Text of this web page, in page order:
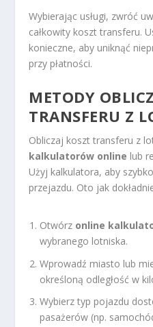
Wybierając usługi, zwróć
całkowity koszt transferu.
konieczne, aby uniknąć
przy płatności.
METODY
TRANSFERU Z
Obliczaj koszt transferu z
kalkulatorów online lub
Użyj kalkulatora, aby
przejazdu. Oto jak
Otwórz online
wybranego lotniska.
Wprowadź miasto lub
określoną odległość w
Wybierz typ pojazdu
pasażerów (np.